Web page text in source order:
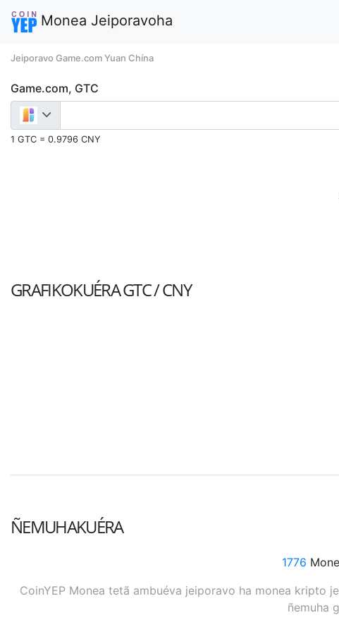
Monea Jeiporavoha
Jeiporavo Game.com Yuan Chína
Game.com, GTC
1 GTC = 0.9796 CNY
GRAFIKOKUÉRAGTC / CNY
ÑEMUHAKUÉRA
1776
CoinYEP Monea tetã ambuéva jeiporavo ha monea kripto
ñemuha